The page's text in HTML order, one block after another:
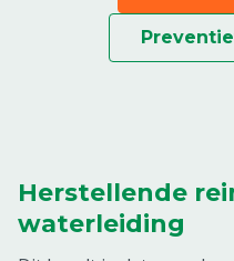
Herstellende
waterleiding